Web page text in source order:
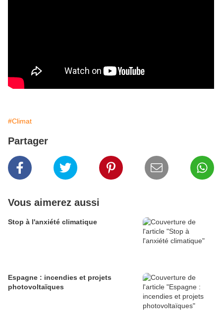
#Climat
Partager
Vous aimerez aussi
Stop à l'anxiété climatique
Espagne : incendies et projets
photovoltaïques